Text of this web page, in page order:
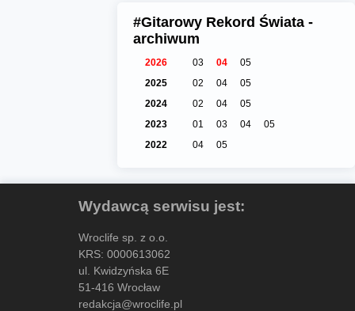
#Gitarowy Rekord Świata -
archiwum
2026 03 04
05
2025
02 04
05
2024
02 04
05
2023
01 03 04
05
2022
04 05
Wydawcą serwisu jest:
Wroclife sp. z o.o.
KRS: 0000613062
ul. Kwidzyńska 6E
51-416 Wrocław
redakcja@wroclife.pl